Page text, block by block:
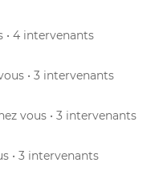
• 4 intervenants
• 3 intervenants
vous • 3 intervenants
• 3 intervenants